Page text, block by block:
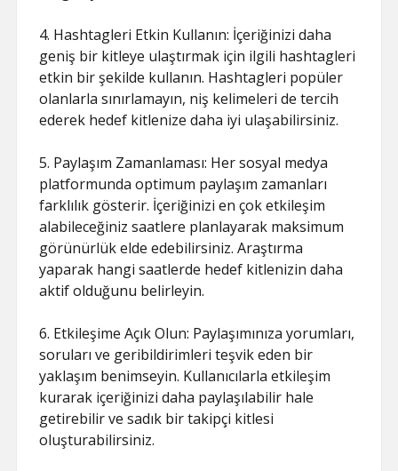
4. Hashtagleri Etkin Kullanın: İçeriğinizi daha
geniş bir kitleye ulaştırmak için ilgili hashtagleri
etkin bir şekilde kullanın. Hashtagleri popüler
olanlarla sınırlamayın, niş kelimeleri de tercih
ederek hedef kitlenize daha iyi ulaşabilirsiniz.
5. Paylaşım Zamanlaması: Her sosyal medya
platformunda optimum paylaşım zamanları
farklılık gösterir. İçeriğinizi en çok etkileşim
alabileceğiniz saatlere planlayarak maksimum
görünürlük elde edebilirsiniz. Araştırma
yaparak hangi saatlerde hedef kitlenizin daha
aktif olduğunu belirleyin.
6. Etkileşime Açık Olun: Paylaşımınıza yorumları,
soruları ve geribildirimleri teşvik eden bir
yaklaşım benimseyin. Kullanıcılarla etkileşim
kurarak içeriğinizi daha paylaşılabilir hale
getirebilir ve sadık bir takipçi kitlesi
oluşturabilirsiniz.